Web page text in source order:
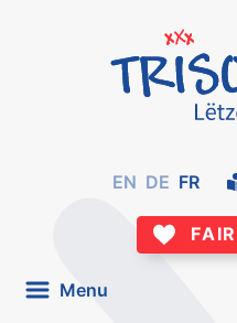
EN DE FR
Menu